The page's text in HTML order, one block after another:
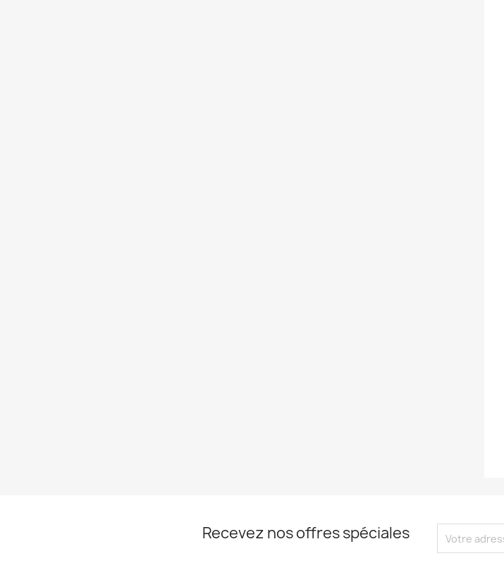
Recevez nos offres spéciales